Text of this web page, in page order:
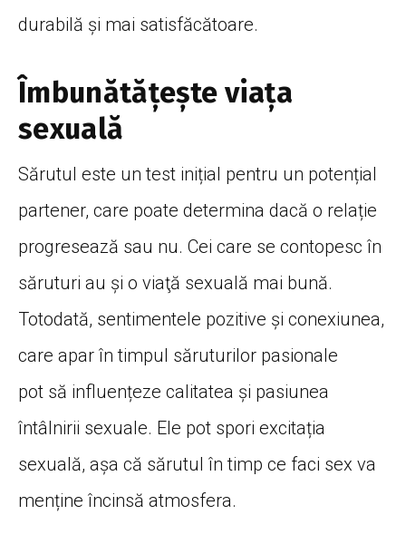
durabilă și mai satisfăcătoare.
Îmbunătățește viața
sexuală
Sărutul este un test inițial pentru un potențial
partener, care poate determina dacă o relație
progresează sau nu. Cei care se contopesc în
săruturi au şi o viaţă sexuală mai bună.
Totodată, sentimentele pozitive și conexiunea,
care apar în timpul săruturilor pasionale
pot să influențeze calitatea și pasiunea
întâlnirii sexuale. Ele pot spori excitația
sexuală, așa că sărutul în timp ce faci sex va
menține încinsă atmosfera.